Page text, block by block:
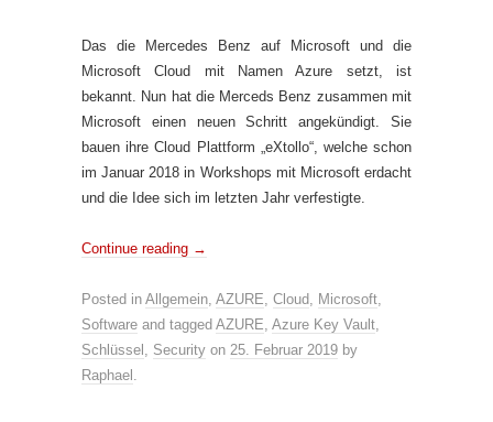
Das die Mercedes Benz auf Microsoft und die
Microsoft Cloud mit Namen Azure setzt, ist
bekannt. Nun hat die Merceds Benz zusammen mit
Microsoft einen neuen Schritt angekündigt. Sie
bauen ihre Cloud Plattform „eXtollo“, welche schon
im Januar 2018 in Workshops mit Microsoft erdacht
und die Idee sich im letzten Jahr verfestigte.
Continue reading →
Posted in Allgemein, AZURE, Cloud, Microsoft,
Software and tagged AZURE, Azure Key Vault,
Schlüssel , Security on 25. Februar 2019 by
Raphael .